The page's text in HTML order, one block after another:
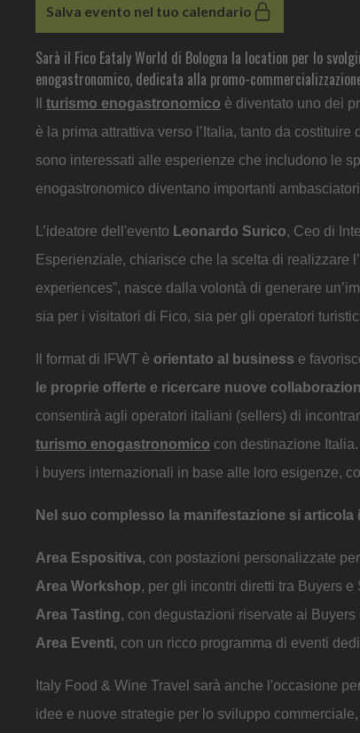
Salva evento nel tuo calendario
Sarà il Fico Eataly World di Bologna la location per lo
enogastronomico, dedicata alla promo-
turismo enogastronomico è diventato uno dei
è la prima attrattiva verso l’Italia, tanto da costituire
sono interessati alle esperienze che includono le
enogastronomico diventano importanti
L’ideatore dell'evento Leonardo Surico, Ceo di
Esperienziale, chiarisce che la scelta di realizzare
experiences”, nasce dalla volontà di generare
sia per i visitatori di Fico, sia per gli operatori
Il format di IFWT è orientato al business e
le proprie offerte e ricercare nuove
consentirà agli operatori italiani (sellers) di
turismo enogastronomico con destinazione
i buyers internazionali in base alle loro esigenze,
Nel suo complesso la manifestazione si
Area Espositiva, con postazioni personalizzate
Area Workshop, per gli incontri diretti tra Buyers e
Area Tasting, con degustazioni riservate ai
Area Eventi, con un ricco programma di eventi
Italy Food & Wine Travel sarà anche l'occasione
idee e nuove strategie per lo sviluppo